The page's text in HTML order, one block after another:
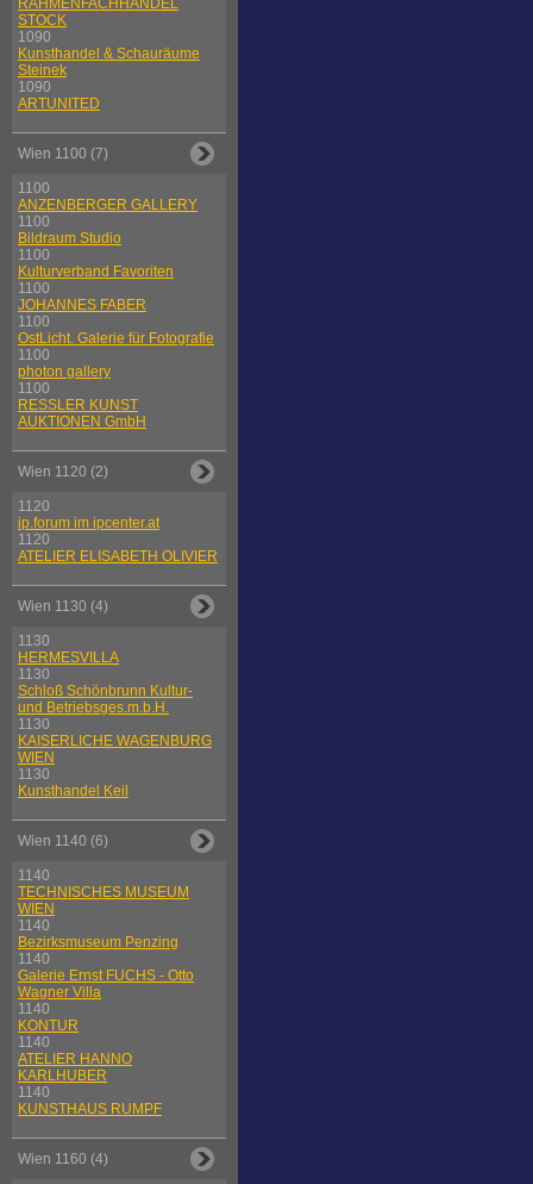
RAHMENFACHHANDEL
STOCK
1090
Kunsthandel & Schauräume
Steinek
1090
ARTUNITED
Wien 1100 (7)
1100
ANZENBERGER GALLERY
1100
Bildraum Studio
1100
Kulturverband Favoriten
1100
JOHANNES FABER
1100
OstLicht. Galerie für Fotografie
1100
photon gallery
1100
RESSLER KUNST
AUKTIONEN GmbH
Wien 1120 (2)
1120
ip.forum im ipcenter.at
1120
ATELIER ELISABETH OLIVIER
Wien 1130 (4)
1130
HERMESVILLA
1130
Schloß Schönbrunn Kultur-
und Betriebsges.m.b.H.
1130
KAISERLICHE WAGENBURG
WIEN
1130
Kunsthandel Keil
Wien 1140 (6)
1140
TECHNISCHES MUSEUM
WIEN
1140
Bezirksmuseum Penzing
1140
Galerie Ernst FUCHS - Otto
Wagner Villa
1140
KONTUR
1140
ATELIER HANNO
KARLHUBER
1140
KUNSTHAUS RUMPF
Wien 1160 (4)